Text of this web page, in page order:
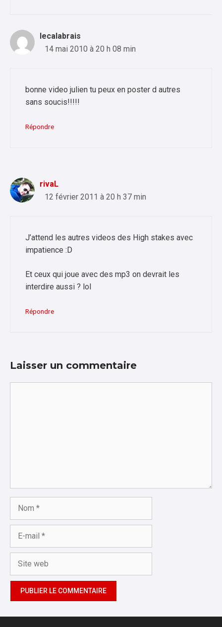
lecalabrais
14 mai 2010 à 20 h 08 min
bonne video julien tu peux en poster d autres
sans soucis!!!!!
Répondre
rivaL
12 février 2011 à 20 h 37 min
J’attend les autres videos des High stakes avec
impatience :D
Et ceux qui joue avec des mp3 on devrait les
interdire aussi ? lol
Répondre
Laisser un commentaire
Nom
Site